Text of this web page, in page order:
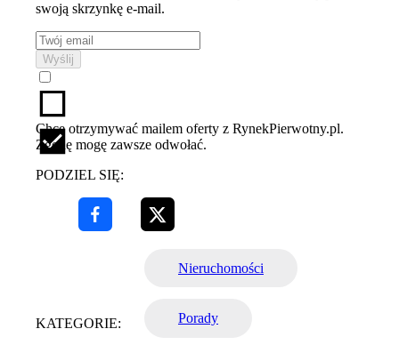
swoją skrzynkę e-mail.
Wyślij
Chcę otrzymywać mailem oferty z RynekPierwotny.pl.
Zgodę mogę zawsze odwołać.
PODZIEL SIĘ:
KATEGORIE:
Nieruchomości
Porady